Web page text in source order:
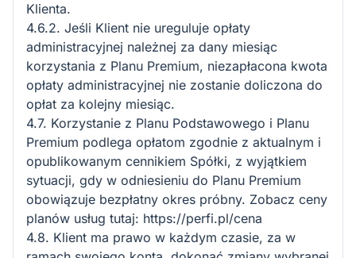
Klienta.
4.6.2. Jeśli Klient nie ureguluje opłaty
administracyjnej należnej za dany miesiąc
korzystania z Planu Premium, niezapłacona kwota
opłaty administracyjnej nie zostanie doliczona do
opłat za kolejny miesiąc.
4.7. Korzystanie z Planu Podstawowego i Planu
Premium podlega opłatom zgodnie z aktualnym i
opublikowanym cennikiem Spółki, z wyjątkiem
sytuacji, gdy w odniesieniu do Planu Premium
obowiązuje bezpłatny okres próbny. Zobacz ceny
planów usług tutaj: https://perfi.pl/cena
4.8. Klient ma prawo w każdym czasie, za w